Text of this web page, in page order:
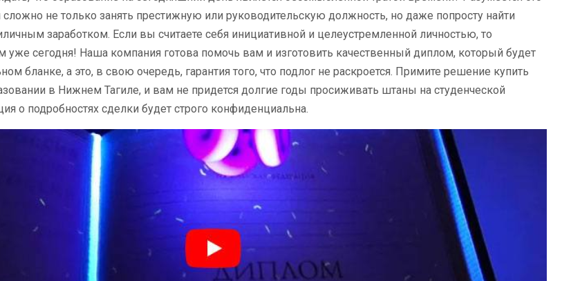
не только занять престижную или руководительскую должность, но даже попросту найти
заработком. Если вы считаете себя инициативной и целеустремленной личностью, то
уже сегодня! Наша компания готова помочь вам и изготовить качественный диплом, который будет
бланке, а это, в свою очередь, гарантия того, что подлог не раскроется. Примите решение купить
в Нижнем Тагиле, и вам не придется долгие годы просиживать штаны на студенческой
о подробностях сделки будет строго конфиденциальна.